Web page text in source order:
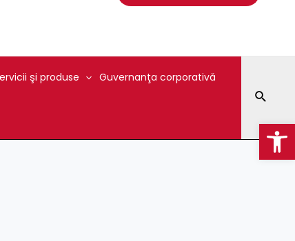
şi produse Guvernanţa corporativă